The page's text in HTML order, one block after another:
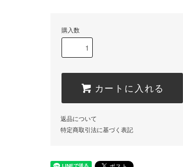
購入数
カートに入れる
返品について
特定商取引法に基づく表記